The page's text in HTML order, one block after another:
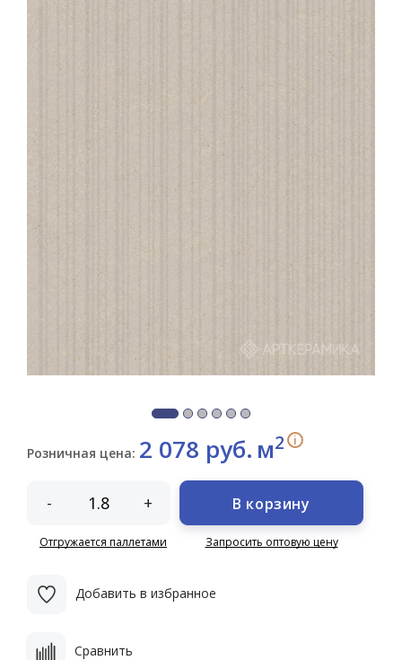
Розничная цена: 2 078 руб. м2 i
- +
Отгружается паллетами
В корзину
Запросить оптовую цену
Добавить в избранное
Сравнить